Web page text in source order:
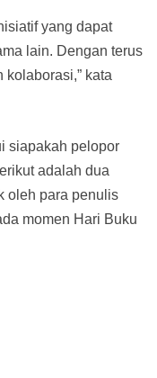
yang dapat
lain. Dengan terus
kata
siapakah pelopor
adalah dua
oleh para penulis
momen Hari Buku